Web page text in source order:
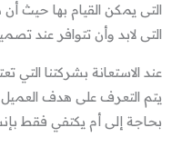
التى يمكن القيام بها حيث
التى لابد وأن تتوافر عند
عند الاستعانة بشركتنا
يتم التعرف على هدف
بحاجة إلى أم يكتفي فقط